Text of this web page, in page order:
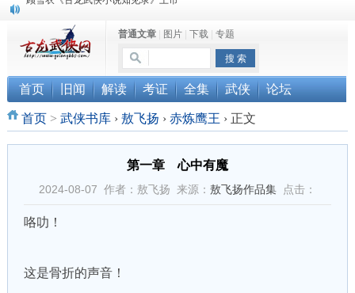
《古龙小说原貌探究》修订版已上市
顾雪衣《古龙武侠小说知见录》上市
普通文章| 图片| 下载| 专题
首页 旧闻 解读 考证 全集 武侠 论坛
首页> 武侠书库 › 敖飞扬 › 赤炼鹰王 ›正文
第一章 心中有魔
2024-08-07 作者：敖飞扬 来源： 敖飞扬作品集点击：
咯叻！
这是骨折的声音！